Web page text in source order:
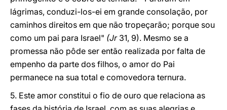
lágrimas, conduzi-los-ei em grande consolação, por
caminhos direitos em que não tropeçarão; porque sou
como um pai para Israel" (Jr 31, 9). Mesmo se a
promessa não pôde ser então realizada por falta de
empenho da parte dos filhos, o amor do Pai
permanece na sua total e comovedora ternura.
5. Este amor constitui o fio de ouro que relaciona as